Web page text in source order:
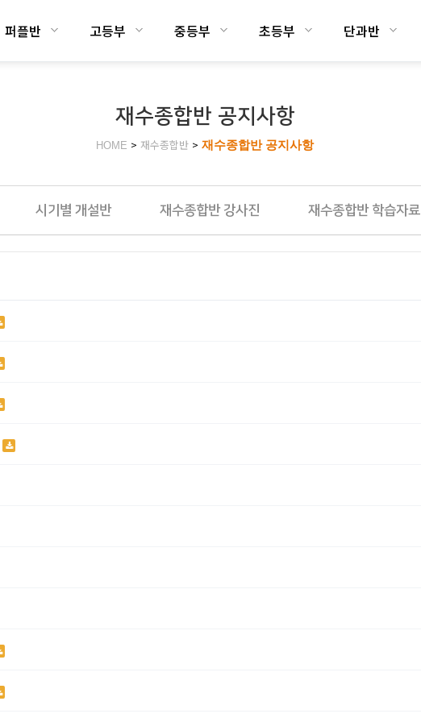
퍼플반 고등부 중등부 초등부 단과반
재수종합반 공지사항
HOME > 재수종합반 > 재수종합반 공지사항
시기별 개설반 재수종합반 강사진 재수종합반 학습자료